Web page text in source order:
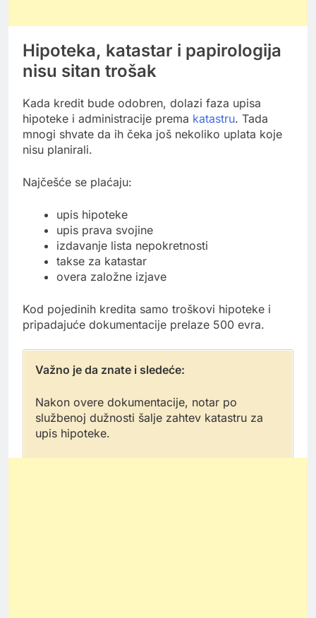
Hipoteka, katastar i papirologija
nisu sitan trošak
Kada kredit bude odobren, dolazi faza upisa
hipoteke i administracije prema katastru. Tada
mnogi shvate da ih čeka još nekoliko uplata koje
nisu planirali.
Najčešće se plaćaju:
upis hipoteke
upis prava svojine
izdavanje lista nepokretnosti
takse za katastar
overa založne izjave
Kod pojedinih kredita samo troškovi hipoteke i
pripadajuće dokumentacije prelaze 500 evra.
Važno je da znate i sledeće:
Nakon overe dokumentacije, notar po
službenoj dužnosti šalje zahtev katastru za
upis hipoteke.